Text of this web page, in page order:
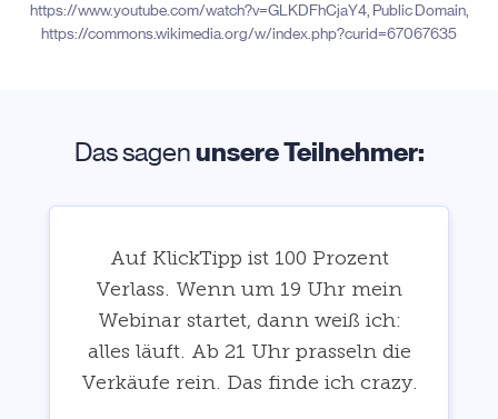
https://www.youtube.com/watch?v=GLKDFhCjaY4, Public Domain,
https://commons.wikimedia.org/w/index.php?curid=67067635
Das sagenunsere Teilnehmer:
Auf KlickTipp ist 100 Prozent
Verlass. Wenn um 19 Uhr mein
Webinar startet, dann weiß ich:
alles läuft. Ab 21 Uhr prasseln die
Verkäufe rein. Das finde ich crazy.